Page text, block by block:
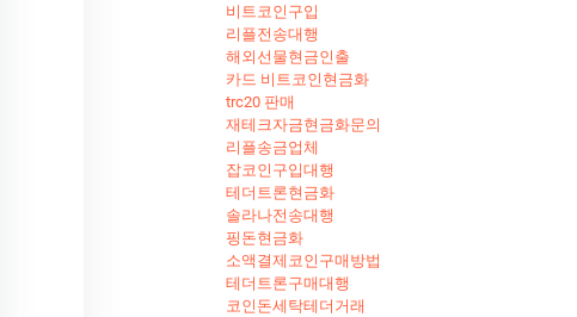
비트코인구입
리플전송대행
해외선물현금인출
카드 비트코인현금화
trc20 판매
재테크자금현금화문의
리플송금업체
잡코인구입대행
테더트론현금화
솔라나전송대행
핑돈현금화
소액결제코인구매방법
테더트론구매대행
코인돈세탁테더거래